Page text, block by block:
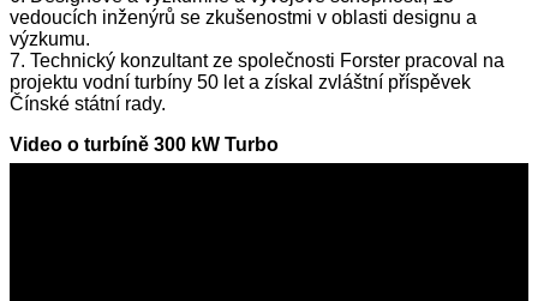
vedoucích inženýrů se zkušenostmi v oblasti designu a
výzkumu.
7. Technický konzultant ze společnosti Forster pracoval na
projektu vodní turbíny 50 let a získal zvláštní příspěvek
Čínské státní rady.
Video o turbíně 300 kW Turbo